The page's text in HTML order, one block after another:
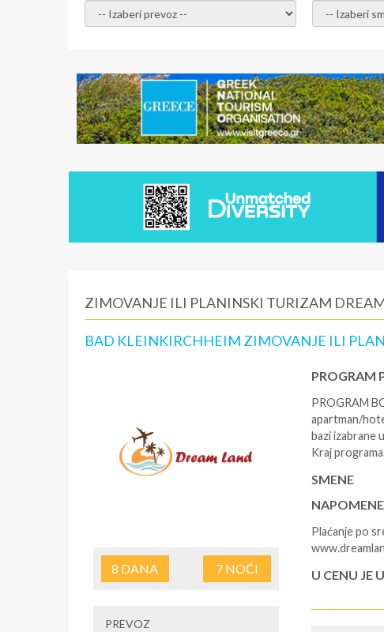
- izaberi prevoz - - Izaberite
ZIMOVANJE ILI PLANINSKI TURIZAM
BAD KLEINKIRCHHEIM ZIMOVANJE ILI
8 DANA 7NOĆI
PREVOZ
PROGRAM
PROGRAM
apartman/
bazi izabrane
Kraj
SMENE
Plaćanje po
U CENU JE